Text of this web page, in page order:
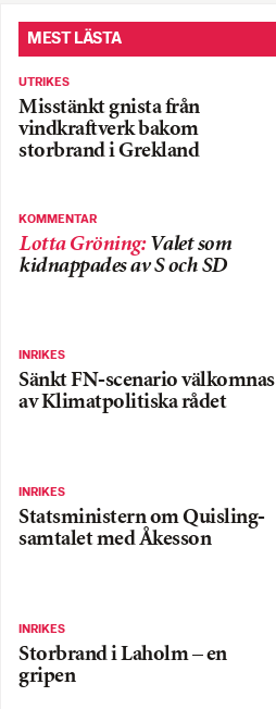
MEST LÄSTA
UTRIKES
Misstänkt gnista från
vindkraftverk bakom
storbrand i Grekland
KOMMENTAR
Lotta Gröning: Valet som
kidnappades av S och SD
INRIKES
Sänkt FN-scenario välkomnas
av Klimatpolitiska rådet
INRIKES
Statsministern om Quisling-
samtalet med Åkesson
INRIKES
Storbrand i Laholm – en
gripen